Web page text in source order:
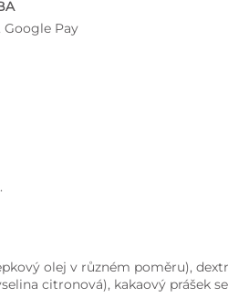
Google Pay
olej v různém poměru),
citronová), kakaový